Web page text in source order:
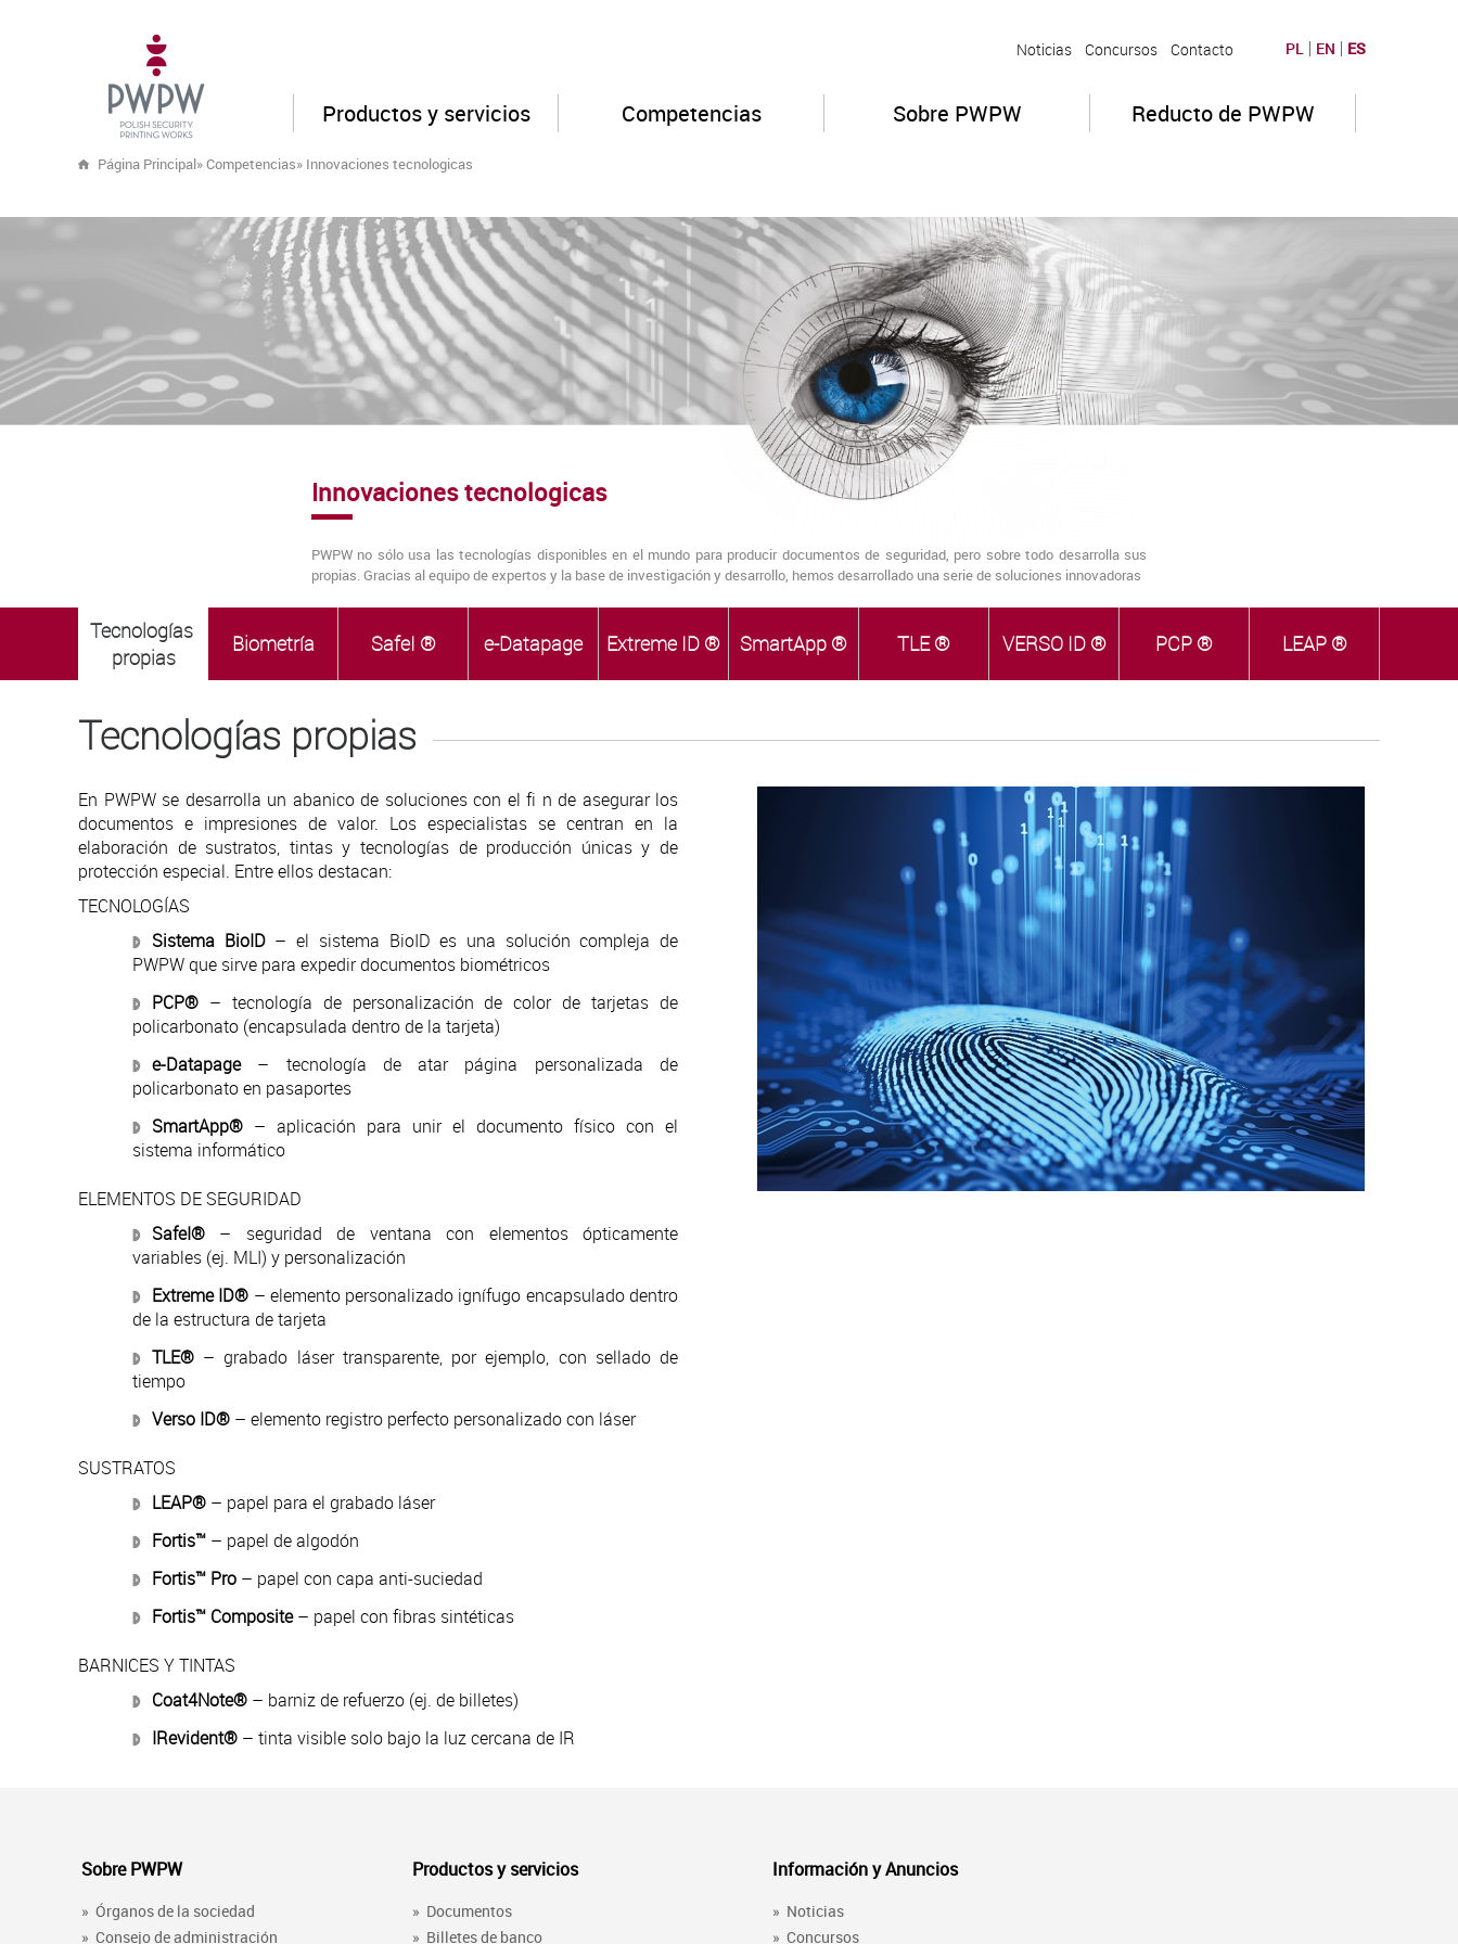
Noticias Concursos Contacto PL EN ES
Productos y servicios Competencias Sobre PWPW Reducto de PWPW
Página Principal»Competencias» Innovaciones tecnologicas
Innovaciones tecnologicas
PWPW no sólo usa las tecnologías disponibles en el mundo para producir documentos de seguridad, pero sobre todo desarrolla sus
propias. Gracias al equipo de expertos y la base de investigación y desarrollo, hemos desarrollado una serie de soluciones innovadoras
Tecnologías
propias
Biometría SafeI ® e-Datapage Extreme ID ® SmartApp ® TLE ® VERSO ID ® PCP ® LEAP ®
Tecnologías propias
En PWPW se desarrolla un abanico de soluciones con el fi n de asegurar los
documentos e impresiones de valor. Los especialistas se centran en la
elaboración de sustratos, tintas y tecnologías de producción únicas y de
protección especial. Entre ellos destacan:
TECNOLOGÍAS
Sistema BioID– el sistema BioID es una solución compleja de
PWPW que sirve para expedir documentos biométricos
PCP® – tecnología de personalización de color de tarjetas de
policarbonato (encapsulada dentro de la tarjeta)
e-Datapage– tecnología de atar página personalizada de
policarbonato en pasaportes
SmartApp® – aplicación para unir el documento físico con el
sistema informático
ELEMENTOS DE SEGURIDAD
SafeI® – seguridad de ventana con elementos ópticamente
variables (ej. MLI) y personalización
Extreme ID® – elemento personalizado ignífugo encapsulado dentro
de la estructura de tarjeta
TLE® – grabado láser transparente, por ejemplo, con sellado de
tiempo
Verso ID® – elemento registro perfecto personalizado con láser
SUSTRATOS
LEAP® – papel para el grabado láser
Fortis™ – papel de algodón
Fortis™ Pro – papel con capa anti-suciedad
Fortis™ Composite– papel con fibras sintéticas
BARNICES Y TINTAS
Coat4Note® – barniz de refuerzo (ej. de billetes)
IRevident® – tinta visible solo bajo la luz cercana de IR
Sobre PWPW
» Órganos de la sociedad
» Consejo de administración
Productos y servicios
» Documentos
» Billetes de banco
Información y Anuncios
» Noticias
» Concursos